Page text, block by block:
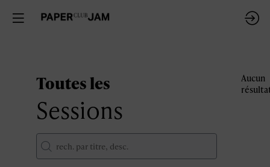
Toutes les
Sessions
Aucun